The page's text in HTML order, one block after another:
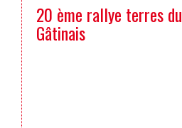
20 ème rallye terres du
Gâtinais